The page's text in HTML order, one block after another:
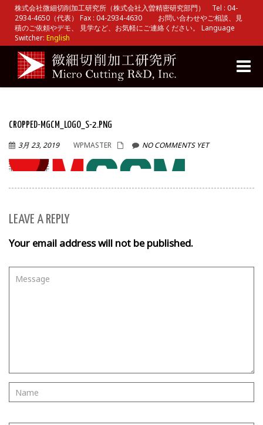
株式会社微細切削加工研究所（株式会社入曽精密研究部門） Tel : 04-
2934-4650（代表） Fax : 04-2934-4630 お問い合わせやご相談、見
積のご依頼やデモ、 見学など、お気軽にご連絡ください。 Language
Switcher: English
Toggle
CROPPED-MGCM_LOGO_S-2.PNG
3月 23, 2019
WPMASTER NO COMMENTS YET
LEAVE A REPLY
Your email address will not be published.